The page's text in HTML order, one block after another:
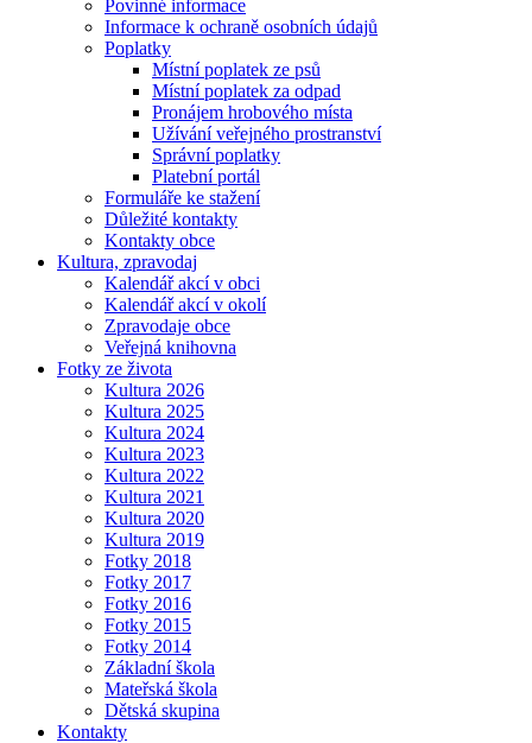
Povinné informace
Informace k ochraně osobních údajů
Poplatky
Místní poplatek ze psů
Místní poplatek za odpad
Pronájem hrobového místa
Užívání veřejného prostranství
Správní poplatky
Platební portál
Formuláře ke stažení
Důležité kontakty
Kontakty obce
Kultura, zpravodaj
Kalendář akcí v obci
Kalendář akcí v okolí
Zpravodaje obce
Veřejná knihovna
Fotky ze života
Kultura 2026
Kultura 2025
Kultura 2024
Kultura 2023
Kultura 2022
Kultura 2021
Kultura 2020
Kultura 2019
Fotky 2018
Fotky 2017
Fotky 2016
Fotky 2015
Fotky 2014
Základní škola
Mateřská škola
Dětská skupina
Kontakty